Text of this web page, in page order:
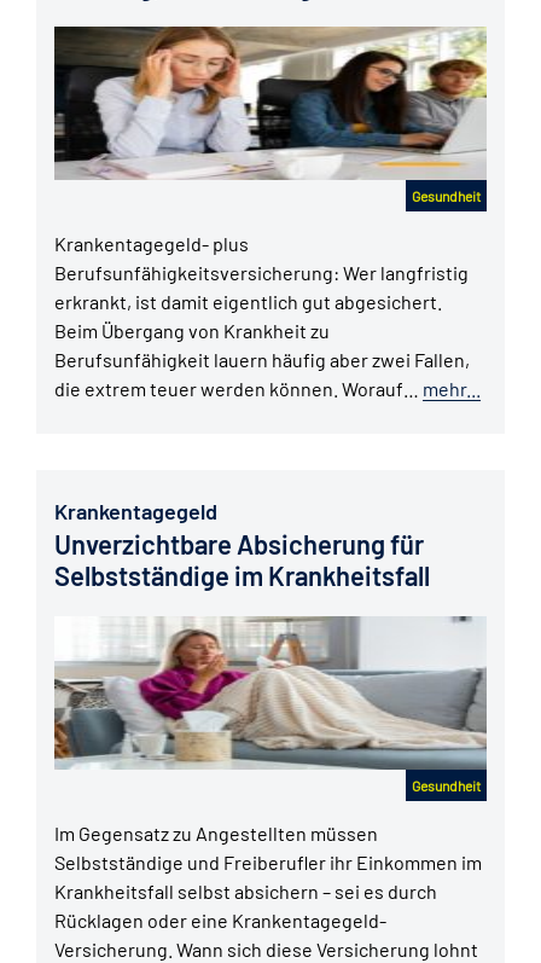
Gesundheit
Krankentagegeld- plus
Berufsunfähigkeitsversicherung: Wer langfristig
erkrankt, ist damit eigentlich gut abgesichert.
Beim Übergang von Krankheit zu
Berufsunfähigkeit lauern häufig aber zwei Fallen,
die extrem teuer werden können. Worauf… mehr...
Krankentagegeld
Unverzichtbare Absicherung für
Selbstständige im Krankheitsfall
Gesundheit
Im Gegensatz zu Angestellten müssen
Selbstständige und Freiberufler ihr Einkommen im
Krankheitsfall selbst absichern – sei es durch
Rücklagen oder eine Krankentagegeld-
Versicherung. Wann sich diese Versicherung lohnt